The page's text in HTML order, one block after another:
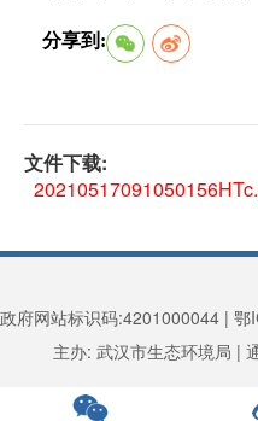
分享到:
文件下载:
政府网站标识码:4201000044 |
主办: 武汉市生态环境局 |